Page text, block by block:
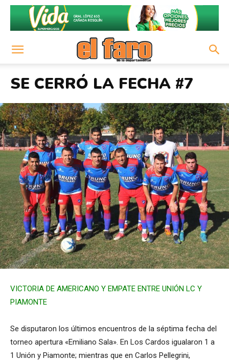
SE CERRÓ LA FECHA #7
VICTORIA DE AMERICANO Y EMPATE ENTRE UNIÓN LC Y
PIAMONTE
Se disputaron los últimos encuentros de la séptima fecha del
torneo apertura «Emiliano Sala». En Los Cardos igualaron 1 a
1 Unión y Piamonte; mientras que en Carlos Pellegrini,